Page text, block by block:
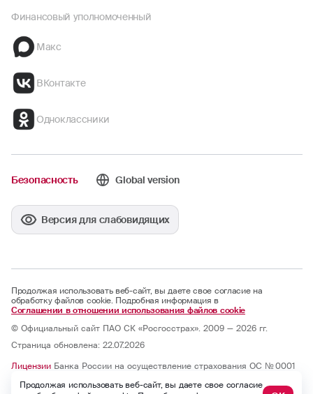
Финансовый уполномоченный
Макс
ВКонтакте
Одноклассники
Безопасность Global version
Версия для слабовидящих
Продолжая использовать веб-сайт, вы даете свое согласие на
обработку файлов cookie. Подробная информация в
Соглашении в отношении использования файлов cookie
© Официальный сайт ПАО СК «Росгосстрах». 2009 — 2026 гг.
Страница обновлена: 22.07.2026
Лицензии Банка России на осуществление страхования ОС № 0001
№ 0001 — 05 и на осуществление перестрахования ПС № 0001 от
Продолжая использовать веб-сайт, вы даете свое согласие